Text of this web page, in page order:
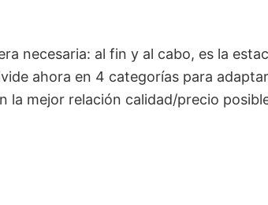
necesaria: al fin y al cabo, es la
ahora en 4 categorías para
la mejor relación calidad/precio